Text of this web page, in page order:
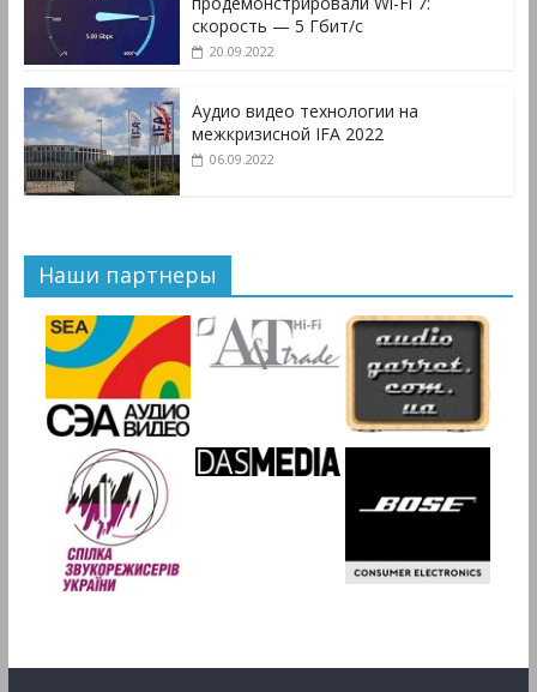
скорость — 5 Гбит/с
20.09.2022
Аудио видео технологии на
межкризисной IFA 2022
06.09.2022
Наши партнеры